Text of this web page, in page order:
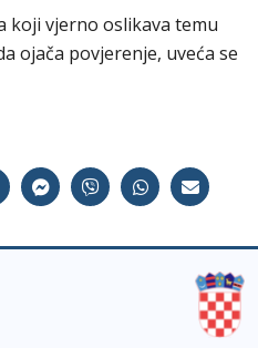
koji vjerno oslikava temu
ojača povjerenje, uveća se